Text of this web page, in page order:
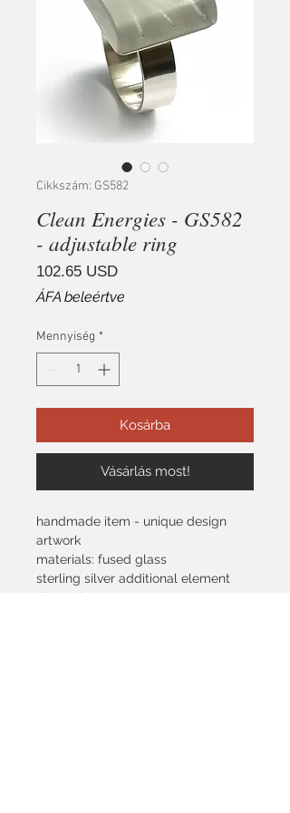
Cikkszám: GS582
Clean Energies - GS582
- adjustable ring
102.65 USDÁr
ÁFA beleértve
Mennyiség *
Kosárba
Vásárlás most!
handmade item - unique design
artwork
materials: fused glass
sterling silver additional element
dimensions: 17x17 mm